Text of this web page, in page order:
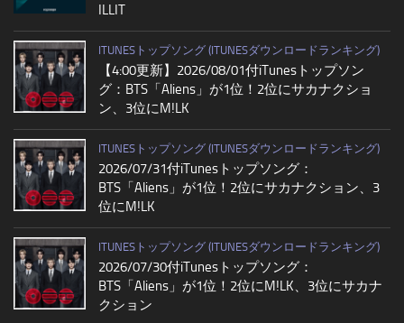
ILLIT
ITUNESトップソング (ITUNESダウンロードランキング)
【4:00更新】2026/08/01付iTunesトップソン
グ：BTS「Aliens」が1位！2位にサカナクショ
ン、3位にM!LK
ITUNESトップソング (ITUNESダウンロードランキング)
2026/07/31付iTunesトップソング：
BTS「Aliens」が1位！2位にサカナクション、3
位にM!LK
ITUNESトップソング (ITUNESダウンロードランキング)
2026/07/30付iTunesトップソング：
BTS「Aliens」が1位！2位にM!LK、3位にサカナ
クション